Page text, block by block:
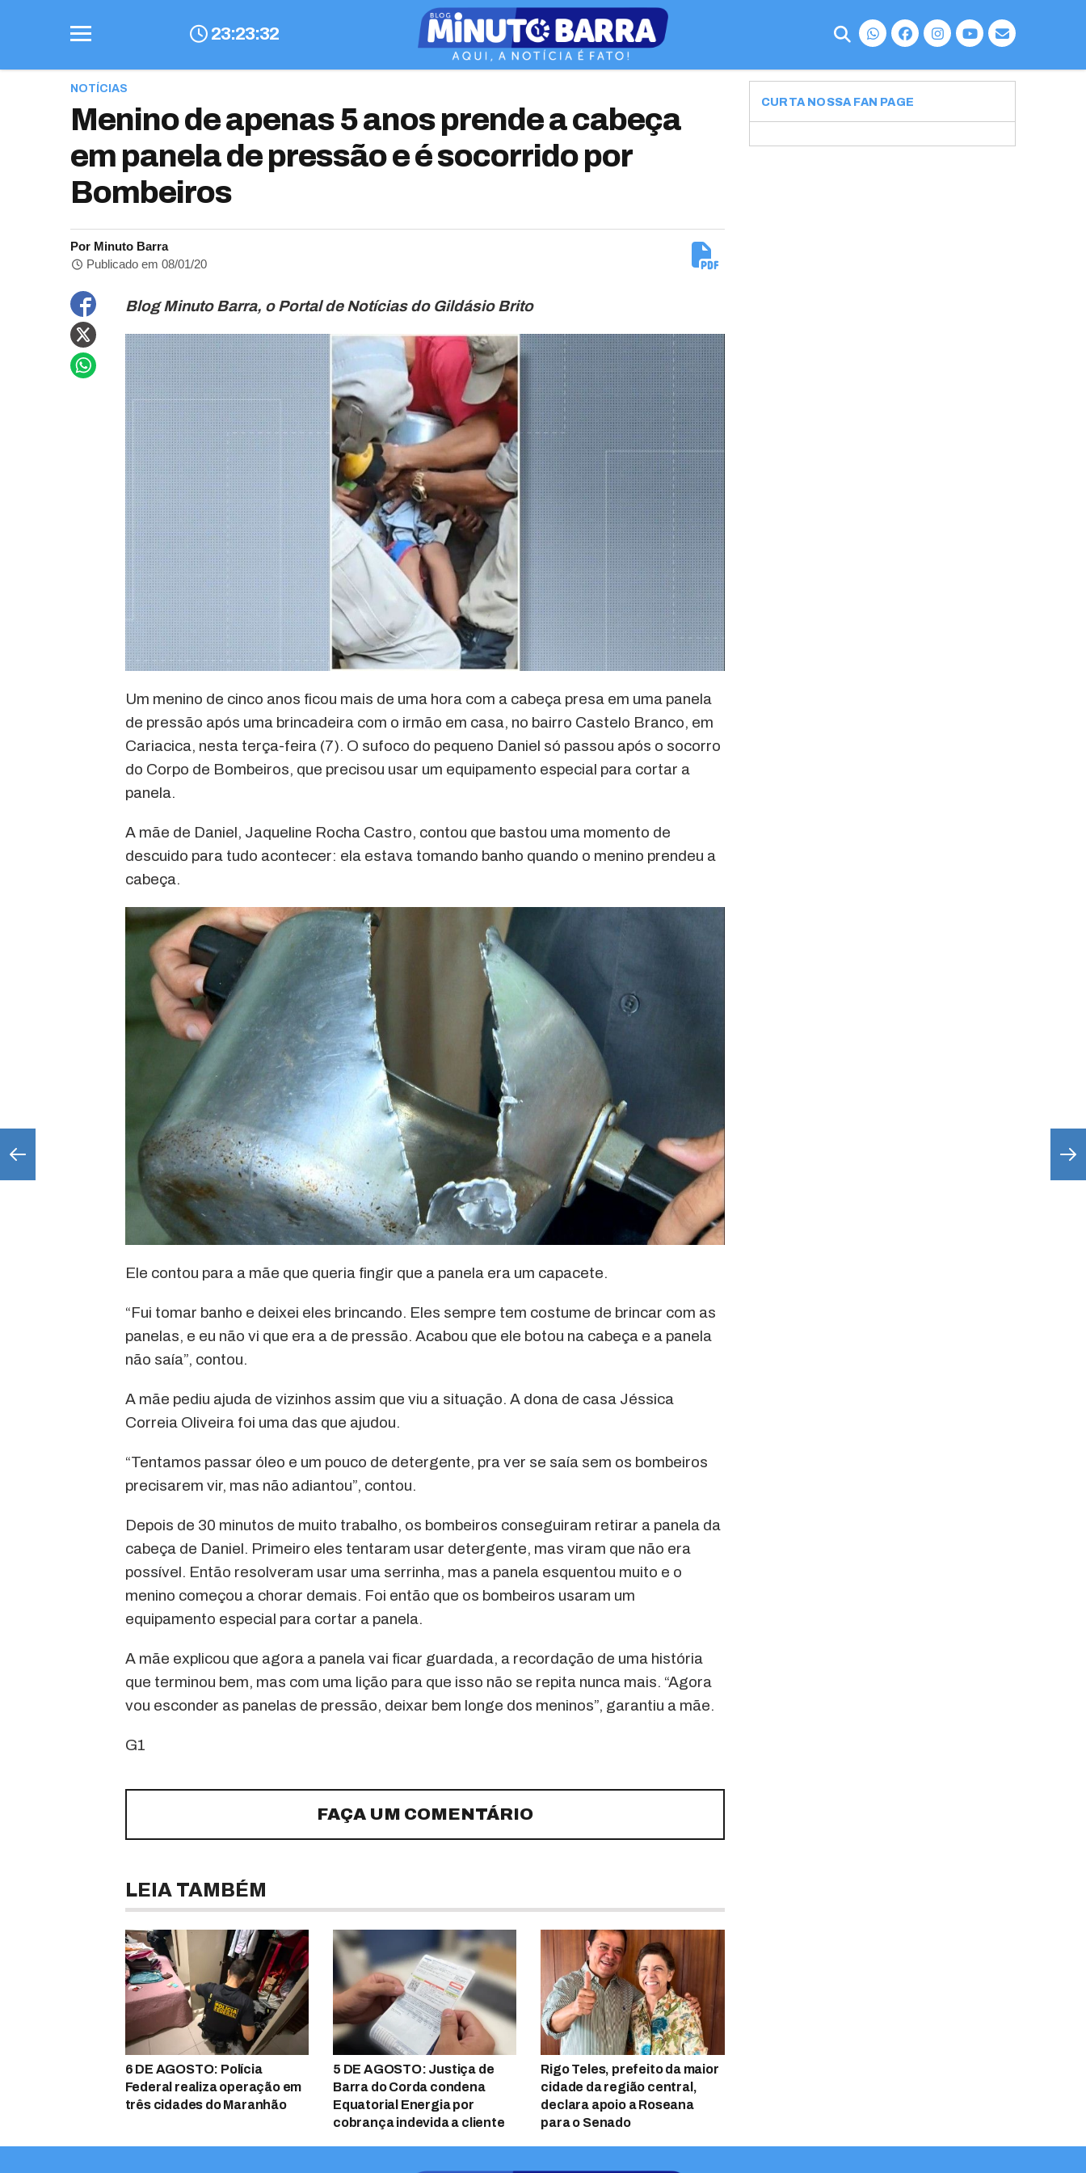
23:23:33
NOTÍCIAS
Menino de apenas 5 anos prende a cabeça
em panela de pressão e é socorrido por
Bombeiros
Por Minuto Barra
Publicado em 08/01/20
Blog Minuto Barra, o Portal de Notícias do Gildásio Brito
Um menino de cinco anos ficou mais de uma hora com a cabeça presa em uma panela
de pressão após uma brincadeira com o irmão em casa, no bairro Castelo Branco, em
Cariacica, nesta terça-feira (7). O sufoco do pequeno Daniel só passou após o socorro
do Corpo de Bombeiros, que precisou usar um equipamento especial para cortar a
panela.
A mãe de Daniel, Jaqueline Rocha Castro, contou que bastou uma momento de
descuido para tudo acontecer: ela estava tomando banho quando o menino prendeu a
cabeça.
Ele contou para a mãe que queria fingir que a panela era um capacete.
“Fui tomar banho e deixei eles brincando. Eles sempre tem costume de brincar com as
panelas, e eu não vi que era a de pressão. Acabou que ele botou na cabeça e a panela
não saía”, contou.
A mãe pediu ajuda de vizinhos assim que viu a situação. A dona de casa Jéssica
Correia Oliveira foi uma das que ajudou.
“Tentamos passar óleo e um pouco de detergente, pra ver se saía sem os bombeiros
precisarem vir, mas não adiantou”, contou.
Depois de 30 minutos de muito trabalho, os bombeiros conseguiram retirar a panela da
cabeça de Daniel. Primeiro eles tentaram usar detergente, mas viram que não era
possível. Então resolveram usar uma serrinha, mas a panela esquentou muito e o
menino começou a chorar demais. Foi então que os bombeiros usaram um
equipamento especial para cortar a panela.
A mãe explicou que agora a panela vai ficar guardada, a recordação de uma história
que terminou bem, mas com uma lição para que isso não se repita nunca mais. “Agora
vou esconder as panelas de pressão, deixar bem longe dos meninos”, garantiu a mãe.
G1
FAÇA UM COMENTÁRIO
LEIA TAMBÉM
6 DE AGOSTO: Polícia
Federal realiza operação em
três cidades do Maranhão
5 DE AGOSTO: Justiça de
Barra do Corda condena
Equatorial Energia por
cobrança indevida a cliente
Rigo Teles, prefeito da maior
cidade da região central,
declara apoio a Roseana
para o Senado
CURTA NOSSA FAN PAGE